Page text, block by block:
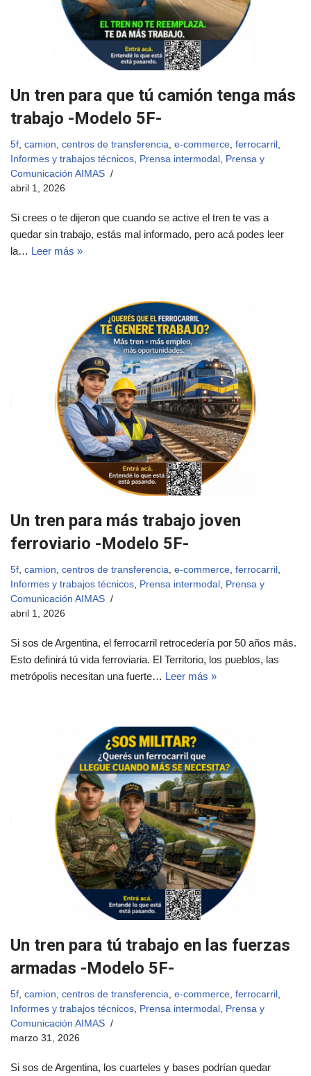
Un tren para que tú camión tenga más
trabajo -Modelo 5F-
5f camion centros de transferencia e-commerce ferrocarril
Informes y trabajos técnicos
Prensa intermodal
Prensa y
Comunicación AIMAS
abril 1, 2026
Si crees o te dijeron que cuando se active el tren te vas a
quedar sin trabajo, estás mal informado, pero acá podes leer
la… Leer más »
Un tren para más trabajo joven
ferroviario -Modelo 5F-
5f camion centros de transferencia e-commerce ferrocarril
Informes y trabajos técnicos Prensa intermodal Prensa y
Comunicación AIMAS
abril 1, 2026
Si sos de Argentina, el ferrocarril retrocedería por 50 años más.
Esto definirá tú vida ferroviaria. El Territorio, los pueblos, las
metrópolis necesitan una fuerte… Leer más »
Un tren para tú trabajo en las fuerzas
armadas -Modelo 5F-
5f, camion, centros de transferencia, e-commerce, ferrocarril ,
Informes y trabajos técnicos, Prensa intermodal , Prensa y
Comunicación AIMAS
marzo 31, 2026
Si sos de Argentina, los cuarteles y bases podrían quedar